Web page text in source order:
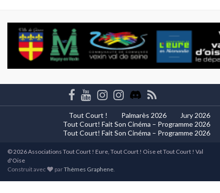
Tout Court ! Palmarès 2026
Jury 2026
Tout Court! Fait Son Cinéma – Programme 2026
Tout Court! Fait Son Cinéma – Programme 2026
© 2026 Associations Tout Court ! Eure, Tout Court ! Oise et Tout Court ! Val
d'Oise
Construit avec
parThèmes Graphene.